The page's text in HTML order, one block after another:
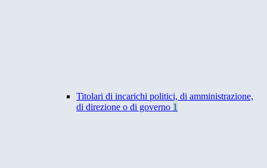
Titolari di incarichi politici, di amministrazione,
di direzione o di governo 1